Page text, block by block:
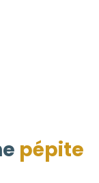
pépite